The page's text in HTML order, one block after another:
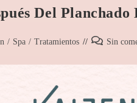
Del Planchado
/ Spa / Tratamientos Sin